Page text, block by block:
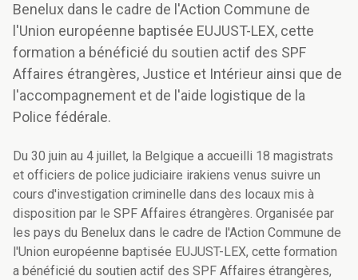
Benelux dans le cadre de l'Action Commune de
l'Union européenne baptisée EUJUST-LEX, cette
formation a bénéficié du soutien actif des SPF
Affaires étrangères, Justice et Intérieur ainsi que de
l'accompagnement et de l'aide logistique de la
Police fédérale.
Du 30 juin au 4 juillet, la Belgique a accueilli 18 magistrats
et officiers de police judiciaire irakiens venus suivre un
cours d'investigation criminelle dans des locaux mis à
disposition par le SPF Affaires étrangères. Organisée par
les pays du Benelux dans le cadre de l'Action Commune de
l'Union européenne baptisée EUJUST-LEX, cette formation
a bénéficié du soutien actif des SPF Affaires étrangères,